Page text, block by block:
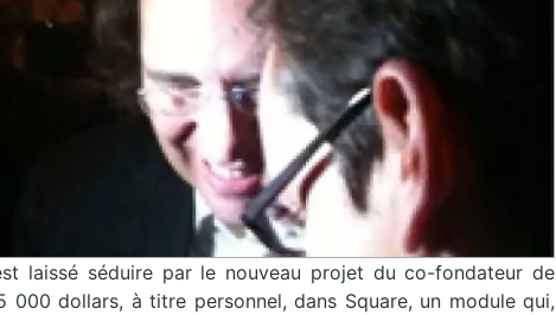
laissé séduire par le nouveau projet du co-fondateur de
dollars, à titre personnel, dans Square, un module qui,